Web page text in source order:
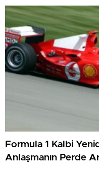
Formula 1 Kalbi
Anlaşmanın Perde